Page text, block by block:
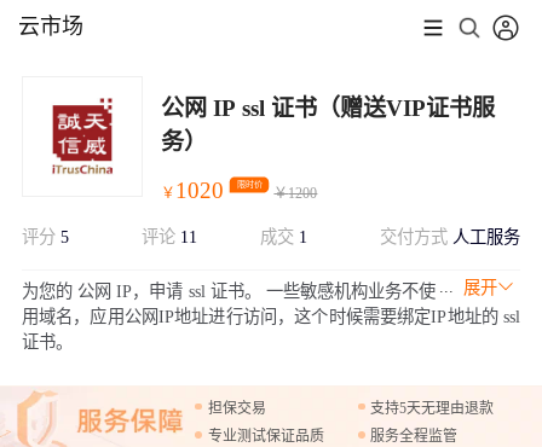
云市场
公网 IP ssl 证书（赠送VIP证书服
务）
￥ 1020 限时价
￥1200
评分 5 评论 11 成交 1 交付方式 人工服务
展开
为您的 公网 IP，申请 ssl 证书。 一些敏感机构业务不使
用域名，应用公网IP地址进行访问，这个时候需要绑定IP地址的 ssl
证书。
担保交易
支持5天无理由退款
专业测试保证品质
服务全程监管